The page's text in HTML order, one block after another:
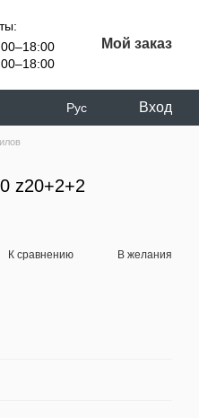
Мой заказ
Рус Вход
z20+2+2
К сравнению В желания